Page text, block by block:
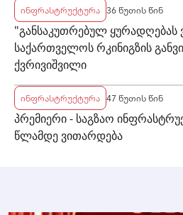
ინფრასტრუქტურა 36 წუთის წინ
"განსაკუთრებულ ყურადღებას
საქართველოს რკინიგზის
ქვრივიშვილი
ინფრასტრუქტურა 47 წუთის წინ
პრემიერი - საგზაო
წლამდე ვითარდება